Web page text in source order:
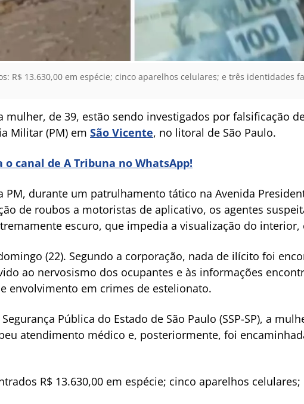
R$ 13.630,00 em espécie; cinco aparelhos celulares; e três identidades
mulher, de 39, estão sendo investigados por falsificação
Militar (PM) em São Vicente, no litoral de São Paulo.
canal de A Tribuna no WhatsApp!
PM, durante um patrulhamento tático na Avenida
de roubos a motoristas de aplicativo, os agentes
escuro, que impedia a visualização do
(22). Segundo a corporação, nada de ilícito foi
ao nervosismo dos ocupantes e às informações
envolvimento em crimes de estelionato.
Pública do Estado de São Paulo (SSP-SP), a
atendimento médico e, posteriormente, foi
R$ 13.630,00 em espécie; cinco aparelhos